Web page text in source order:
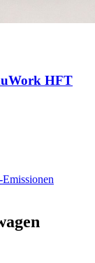
HFT
Emissionen